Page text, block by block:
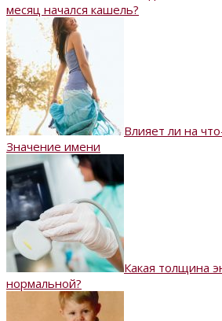
месяц начался кашель?
Влияет ли на
Значение имени
Какая толщина
нормальной?